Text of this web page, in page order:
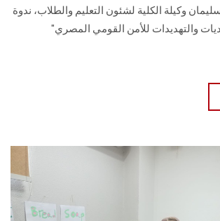
وكيلة الكلية لشئون التعليم والطلاب، ندوة
والتهديدات للأمن القومي المصري"